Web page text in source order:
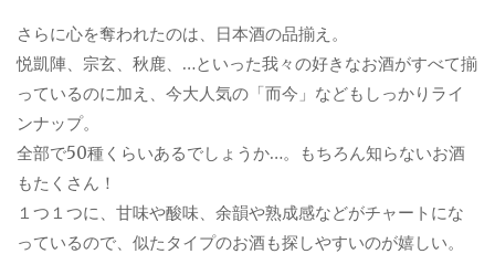
さらに心を奪われたのは、日本酒の品揃え。
悦凱陣、宗玄、秋鹿、…といった我々の好きなお酒がすべて揃
っているのに加え、今大人気の「而今」などもしっかりライ
ンナップ。
全部で50種くらいあるでしょうか…。もちろん知らないお酒
もたくさん！
１つ１つに、甘味や酸味、余韻や熟成感などがチャートにな
っているので、似たタイプのお酒も探しやすいのが嬉しい。